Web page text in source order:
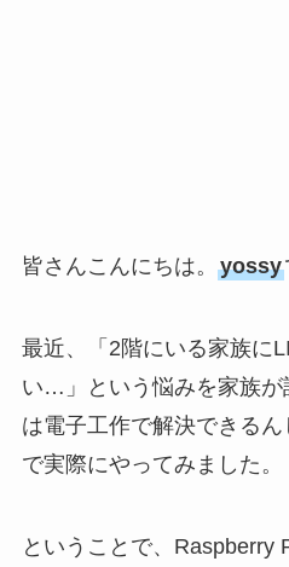
皆さんこんにちは。 yossy
最近、「2階にいる家族に
い…」という悩みを家族が
は電子工作で解決できる
で実際にやってみました。
ということで、Raspberry